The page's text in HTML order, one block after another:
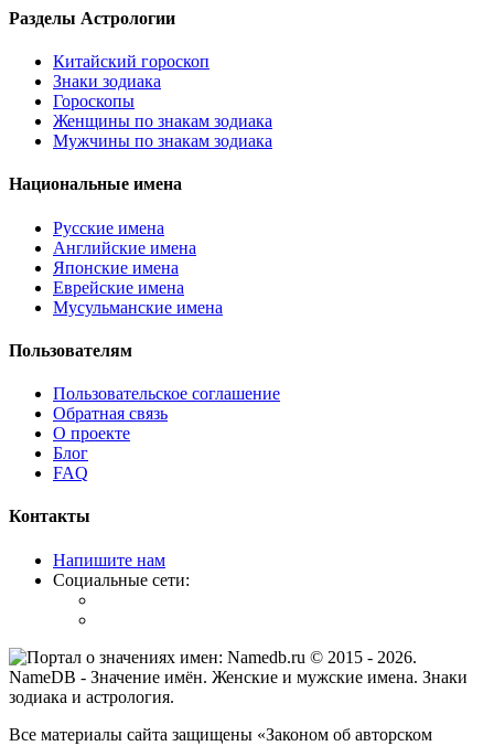
Разделы Астрологии
Китайский гороскоп
Знаки зодиака
Гороскопы
Женщины по знакам зодиака
Мужчины по знакам зодиака
Национальные имена
Русские имена
Английские имена
Японские имена
Еврейские имена
Мусульманские имена
Пользователям
Пользовательское соглашение
Обратная связь
О проекте
Блог
FAQ
Контакты
Напишите нам
Социальные сети:
© 2015 - 2026.
NameDB - Значение имён. Женские и мужские имена. Знаки
зодиака и астрология.
Все материалы сайта защищены «Законом об авторском